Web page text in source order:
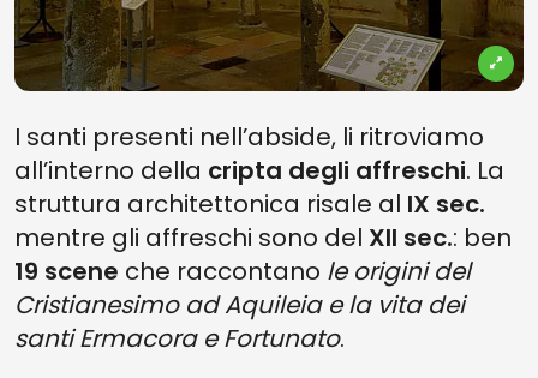
I santi presenti nell’abside, li ritroviamo
all’interno della cripta degli affreschi. La
struttura architettonica risale al IX sec.
mentre gli affreschi sono del XII sec.: ben
19 scene che raccontano le origini del
Cristianesimo ad Aquileia e la vita dei
santi Ermacora e Fortunato.